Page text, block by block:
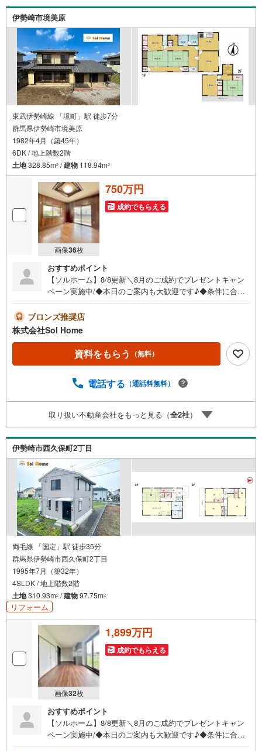
伊勢崎市境美原
東武伊勢崎線 「境町」駅 徒歩7分
群馬県伊勢崎市境美原
1982年4月（築45年）
6DK / 地上階数2階
土地328.85m2 /建物 118.94m2
画像36枚
750万円
成約でもらえる
おすすめポイント
【ソルホーム】8/8更新＼8月のご成約でプレゼントキャン
ペーン実施中/◆本日のご案内も大歓迎です♪◆条件に合っ
欲しい、ローン相談をしたい、小さな疑問なども大歓迎で
す♪》＝＝＝＝＝＝＝＝＝＝＝＝＝＝＝＝＝＝＝＝＝＝＝
時間はお電話が繋がりやすくなっております。ぜひお気軽
にご連絡下さい！現地を見学される場合は「室内・現地を
だけますとスムーズにご案内が可能です。＝＝＝＝＝＝＝
ブロンズ推奨店
株式会社Sol Home
資料をもらう （無料）
電話する （通話料無料）
取り扱い不動産会社をもっと見る（全2社）
伊勢崎市西久保町2丁目
両毛線 「国定」駅 徒歩35分
群馬県伊勢崎市西久保町2丁目
1995年7月（築32年）
4SLDK / 地上階数2階
土地310.93m2 /建物97.75m2
リフォーム
画像32枚
1,899万円
成約でもらえる
おすすめポイント
【ソルホーム】8/8更新＼8月のご成約でプレゼントキャン
ペーン実施中/◆本日のご案内も大歓迎です♪◆条件に合っ